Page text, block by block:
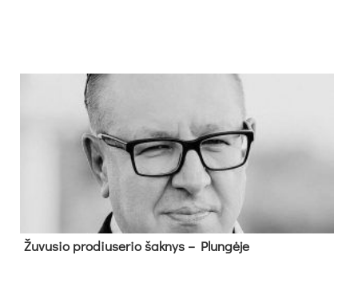
Žu­vu­sio pro­diu­se­rio šak­nys – Plun­gė­je